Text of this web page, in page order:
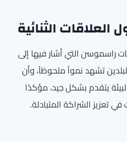
العلاقات الثنائية
راسموسن التي أشار فيها إلى
تشهد نمواً ملحوظاً، وأن
يتقدم بشكل جيد، مؤكدًا
تعزيز الشراكة المتبادلة.